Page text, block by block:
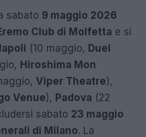
sabato 9 maggio 2026
Club di Molfetta e si
(10 maggio, Duel
Hiroshima Mon
Viper Theatre),
Venue), Padova (22
sabato 23 maggio
di Milano. La